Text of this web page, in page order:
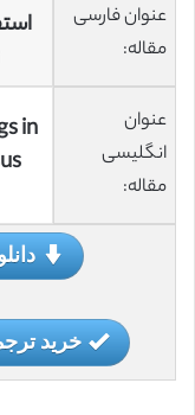
عنوان فارسی
مقاله:
عنوان
انگلیسی
مقاله:
in
خرید